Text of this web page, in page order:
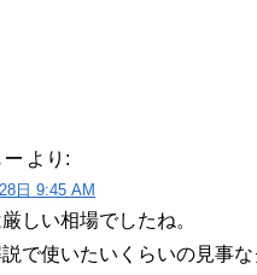
より:
日 9:45 AM
しい相場でしたね。
で使いたいくらいの見事